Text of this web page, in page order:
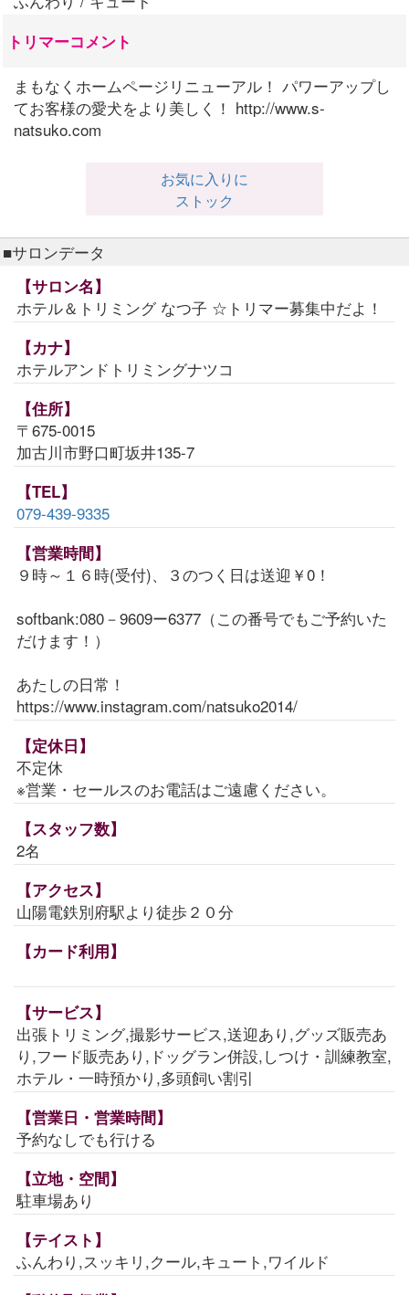
トリマーコメント
まもなくホームページリニューアル！ パワーアップし
てお客様の愛犬をより美しく！ http://www.s-
natsuko.com
お気に入りに
ストック
■サロンデータ
【サロン名】
ホテル＆トリミング なつ子 ☆トリマー募集中だよ！
【カナ】
ホテルアンドトリミングナツコ
【住所】
〒675-0015
加古川市野口町坂井135-7
【TEL】
079-439-9335
【営業時間】
９時～１６時(受付)、３のつく日は送迎￥0！
softbank:080－9609ー6377（この番号でもご予約いた
だけます！）
あたしの日常！
https://www.instagram.com/natsuko2014/
【定休日】
不定休
※営業・セールスのお電話はご遠慮ください。
【スタッフ数】
2名
【アクセス】
山陽電鉄別府駅より徒歩２０分
【カード利用】
【サービス】
出張トリミング,撮影サービス,送迎あり,グッズ販売あ
り,フード販売あり,ドッグラン併設,しつけ・訓練教室,
ホテル・一時預かり,多頭飼い割引
【営業日・営業時間】
予約なしでも行ける
【立地・空間】
駐車場あり
【テイスト】
ふんわり,スッキリ,クール,キュート,ワイルド